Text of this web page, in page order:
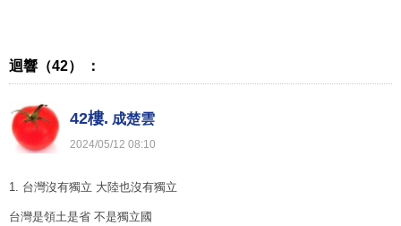
迴響（42） ：
42樓. 成楚雲
2024/05/12 08:10
1. 台灣沒有獨立 大陸也沒有獨立
台灣是領土是省 不是獨立國